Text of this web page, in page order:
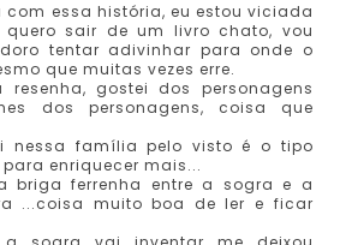
com essa história, eu estou viciada
quero sair de um livro chato, vou
tentar adivinhar para onde o
que muitas vezes erre.
gostei dos personagens
dos personagens, coisa que
nessa família pelo visto é o tipo
enriquecer mais...
briga ferrenha entre a sogra e a
...coisa muito boa de ler e ficar